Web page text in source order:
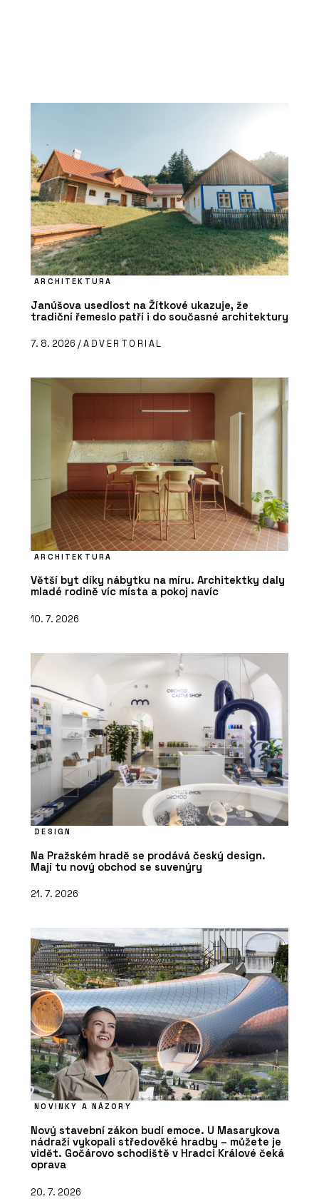
ARCHITEKTURA
Janúšova usedlost na Žítkové ukazuje, že
tradiční řemeslo patří i do současné architektury
7. 8. 2026 /ADVERTORIAL
ARCHITEKTURA
Větší byt díky nábytku na míru. Architektky daly
mladé rodině víc místa a pokoj navíc
10. 7. 2026
DESIGN
Na Pražském hradě se prodává český design.
Mají tu nový obchod se suvenýry
21. 7. 2026
NOVINKY A NÁZORY
Nový stavební zákon budí emoce. U Masarykova
nádraží vykopali středověké hradby – můžete je
vidět. Gočárovo schodiště v Hradci Králové čeká
oprava
20. 7. 2026